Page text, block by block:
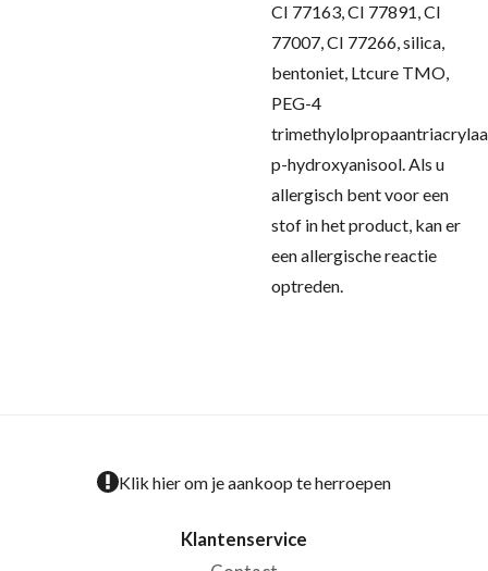
CI 77163, CI 77891, CI
77007, CI 77266, silica,
bentoniet, Ltcure TMO,
PEG-4
p-hydroxyanisool.Als u
allergisch bent voor een
stof in het product, kan er
een allergische reactie
optreden.
Klik hier om je aankoop te herroepen
Klantenservice